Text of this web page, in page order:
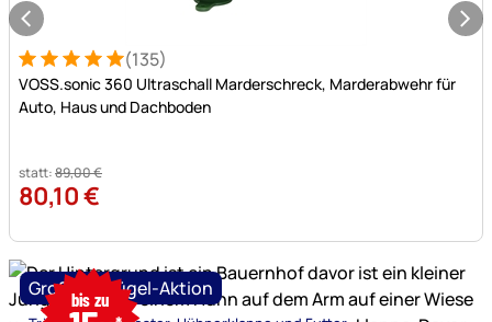
Bewertung: 5 von 5 (135 Bewertungen)
135 Bewertungen
(135)
VOSS.sonic 360 Ultraschall Marderschreck, Marderabwehr für
Auto, Haus und Dachboden
statt:89,00€
80,10€
Große Geflügel-Aktion
nur
bis
bis zu